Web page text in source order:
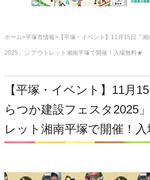
ホーム 平塚市情報 【平塚・イベント】11月15日「湘
2025」ジ アウトレット湘南平塚で開催！入場無料★
【平塚・イベント】11月
らつか建設フェスタ2025
レット湘南平塚で開催！